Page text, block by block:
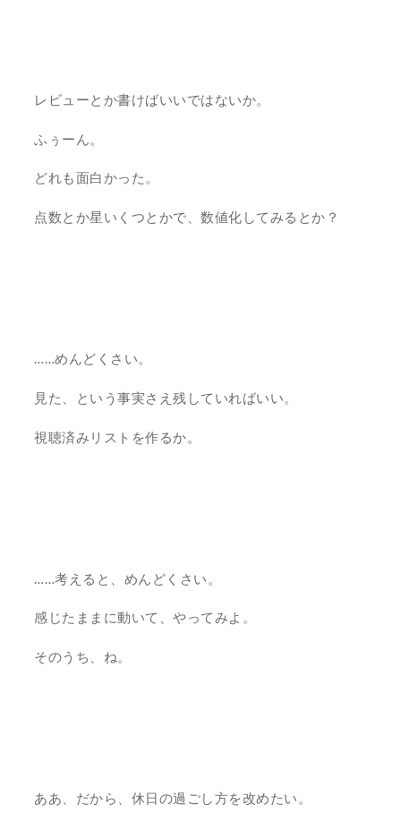
レビューとか書けばいいではないか。
ふぅーん。
どれも面白かった。
点数とか星いくつとかで、数値化してみるとか？
……めんどくさい。
見た、という事実さえ残していればいい。
視聴済みリストを作るか。
……考えると、めんどくさい。
感じたままに動いて、やってみよ。
そのうち、ね。
ああ、だから、休日の過ごし方を改めたい。